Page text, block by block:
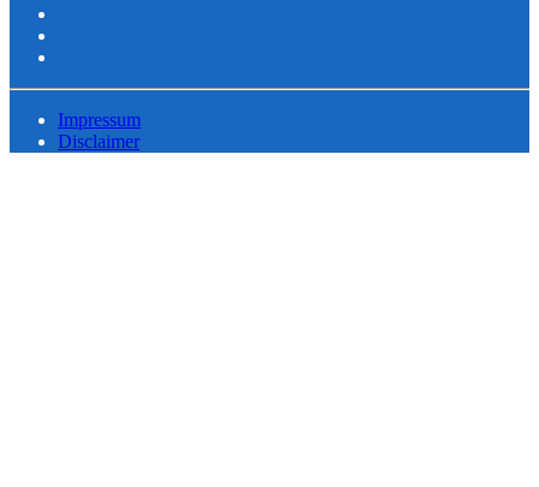
Impressum
Disclaimer